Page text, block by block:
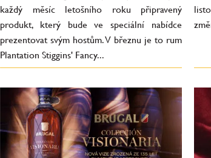
každý měsíc letošního roku připravený
produkt, který bude ve speciální nabídce
prezentovat svým hostům. V březnu je to rum
Plantation Stiggins' Fancy...